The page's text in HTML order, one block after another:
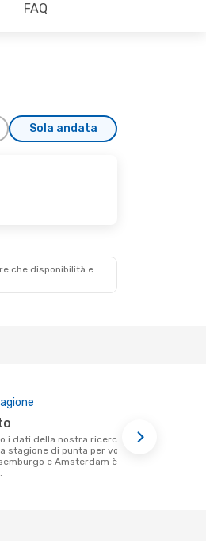
FAQ
Sola andata
che disponibilità e
stagione di punta per volare
e Amsterdam è